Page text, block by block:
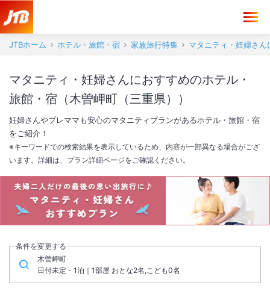
JTBホーム ホテル・旅館・宿 家族旅行特集 マタニティ・妊婦さん
マタニティ・妊婦さんにおすすめのホテル・
旅館・宿（木曽岬町（三重県））
妊婦さんやプレママも安心のマタニティプランがあるホテル・旅館・宿
をご紹介！
※キーワードでの検索結果を表示しているため、内容が一部異なる場合がござ
います。詳細は、プラン詳細ページをご確認ください。
ファミリー旅行
マタニティ旅行
赤ちゃん歓迎
条件を変更する
木曽岬町
日付未定 - 1泊｜1部屋 おとな2名,こども0名